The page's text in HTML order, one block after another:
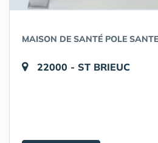
MAISON DE SANTÉ POLE
22000 - ST BRIEUC